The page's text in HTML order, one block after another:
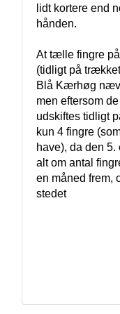
lidt kortere end
hånden.
At tælle fingre
(tidligt på
Blå Kærhøg
men eftersom
udskiftes tidligt
kun 4 fingre
have), da den
alt om antal
en måned frem,
stedet